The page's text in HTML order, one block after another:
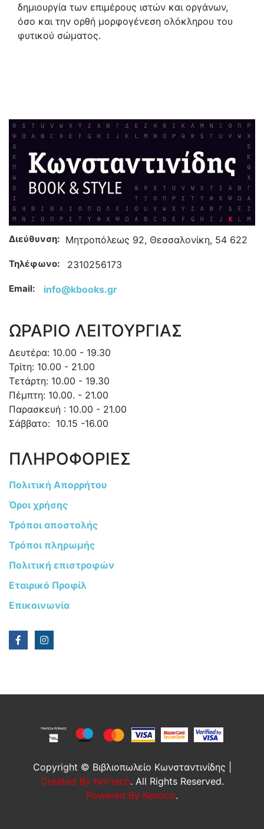
δημιουργία των επιμέρους ιστών και οργάνων,
όσο και την ορθή μορφογένεση ολόκληρου του
φυτικού σώματος.
Διεύθυνση: Μητροπόλεως 92, Θεσσαλονίκη, 54 622
Τηλέφωνο: 2310256173
Email: info@kbooks.gr
ΩΡΑΡΙΟ ΛΕΙΤΟΥΡΓΙΑΣ
Δευτέρα: 10.00 - 19.30
Τρίτη: 10.00 - 21.00
Τετάρτη: 10.00 - 19.30
Πέμπτη: 10.00. - 21.00
Παρασκευή : 10.00 - 21.00
Σάββατο: 10.15 -16.00
ΠΛΗΡΟΦΟΡΙΕΣ
Πολιτική Απορρήτου
Όροι χρήσης
Τρόποι αποστολής
Τρόποι πληρωμής
Πολιτική επιστροφών
Εταιρικό Προφίλ
Επικοινωνία
Copyright © Βιβλιοπωλείο Κωνσταντινίδης |
Created By Nortech. All Rights Reserved.
Powered By Kentico.